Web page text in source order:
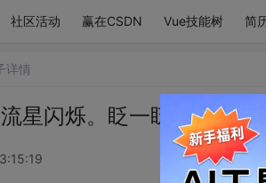
社区活动 赢在CSDN Vue技能树 简
详情
星闪烁。眨一眨眼睛，便